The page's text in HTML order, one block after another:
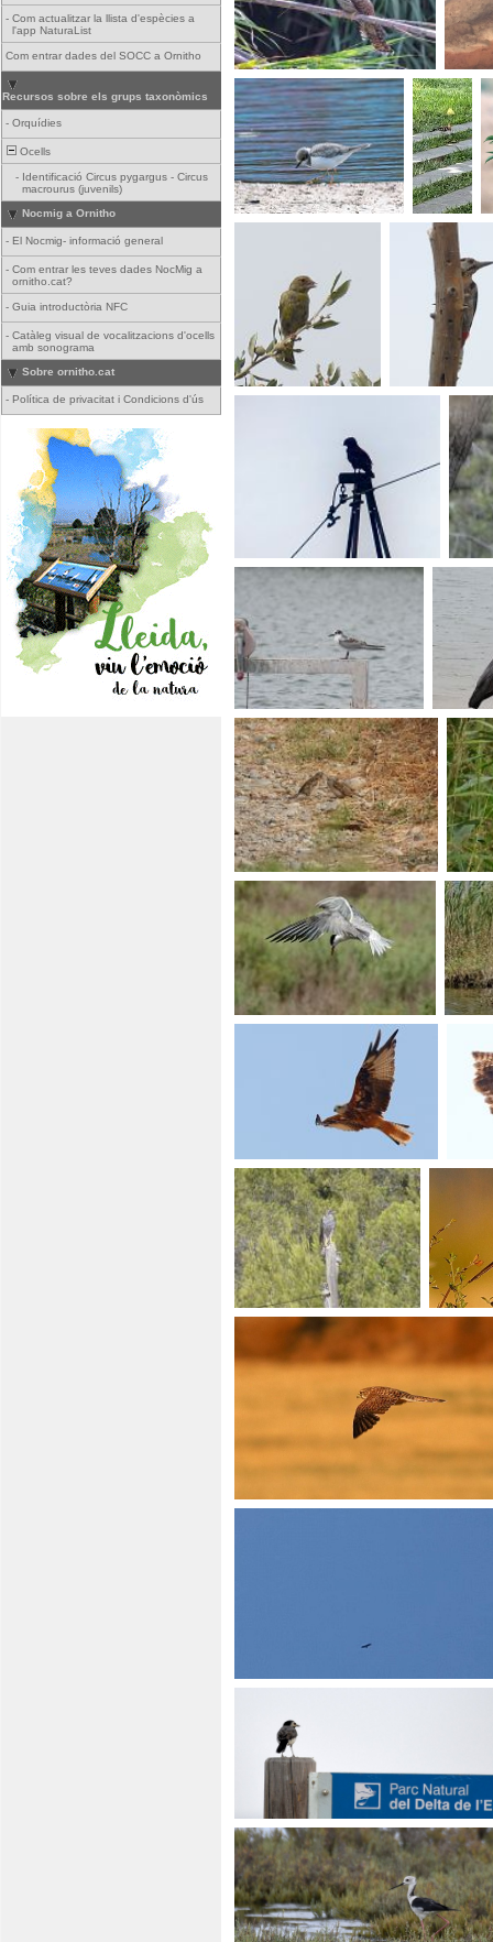
- Com actualitzar la llista d'espècies a
l'app NaturaList
Com entrar dades del SOCC a Ornitho
Recursos sobre els grups taxonòmics
- Orquídies
Ocells
- Identificació Circus pygargus - Circus
macrourus (juvenils)
Nocmig a Ornitho
- El Nocmig- informació general
- Com entrar les teves dades NocMig a
ornitho.cat?
- Guia introductòria NFC
- Catàleg visual de vocalitzacions d'ocells
amb sonograma
Sobre ornitho.cat
- Política de privacitat i Condicions d'ús